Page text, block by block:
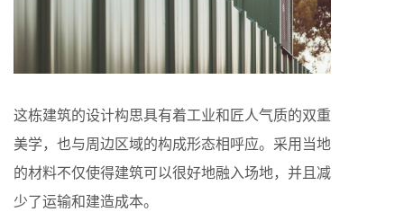
这栋建筑的设计构思具有着工业和匠人气质的双重
美学，也与周边区域的构成形态相呼应。采用当地
的材料不仅使得建筑可以很好地融入场地，并且减
少了运输和建造成本。